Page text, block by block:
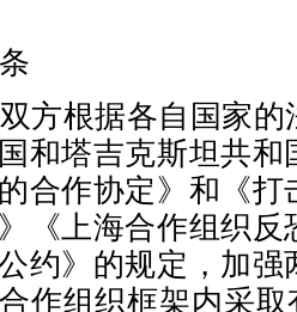
方根据各自国家
和塔吉克斯坦共
合作协定》和《
《上海合作组织
约》的规定，加
作组织框架内采